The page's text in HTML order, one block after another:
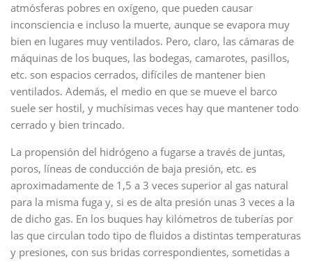
atmósferas pobres en oxígeno, que pueden causar
inconsciencia e incluso la muerte, aunque se evapora muy
bien en lugares muy ventilados. Pero, claro, las cámaras de
máquinas de los buques, las bodegas, camarotes, pasillos,
etc. son espacios cerrados, difíciles de mantener bien
ventilados. Además, el medio en que se mueve el barco
suele ser hostil, y muchísimas veces hay que mantener todo
cerrado y bien trincado.
La propensión del hidrógeno a fugarse a través de juntas,
poros, líneas de conducción de baja presión, etc. es
aproximadamente de 1,5 a 3 veces superior al gas natural
para la misma fuga y, si es de alta presión unas 3 veces a la
de dicho gas. En los buques hay kilómetros de tuberías por
las que circulan todo tipo de fluidos a distintas temperaturas
y presiones, con sus bridas correspondientes, sometidas a